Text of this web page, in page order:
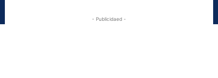
- Publicidaed -